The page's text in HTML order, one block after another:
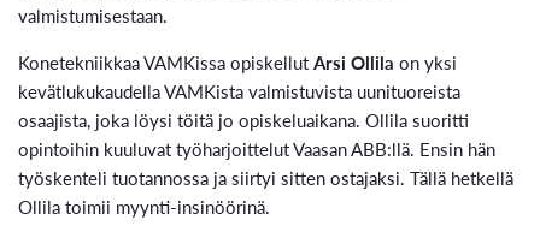
valmistumisestaan.
Konetekniikkaa VAMKissa opiskellutArsi Ollila on yksi
kevätlukukaudella VAMKista valmistuvista uunituoreista
osaajista, joka löysi töitä jo opiskeluaikana. Ollila suoritti
opintoihin kuuluvat työharjoittelut Vaasan ABB:llä. Ensin hän
työskenteli tuotannossa ja siirtyi sitten ostajaksi. Tällä hetkellä
Ollila toimii myynti-insinöörinä.